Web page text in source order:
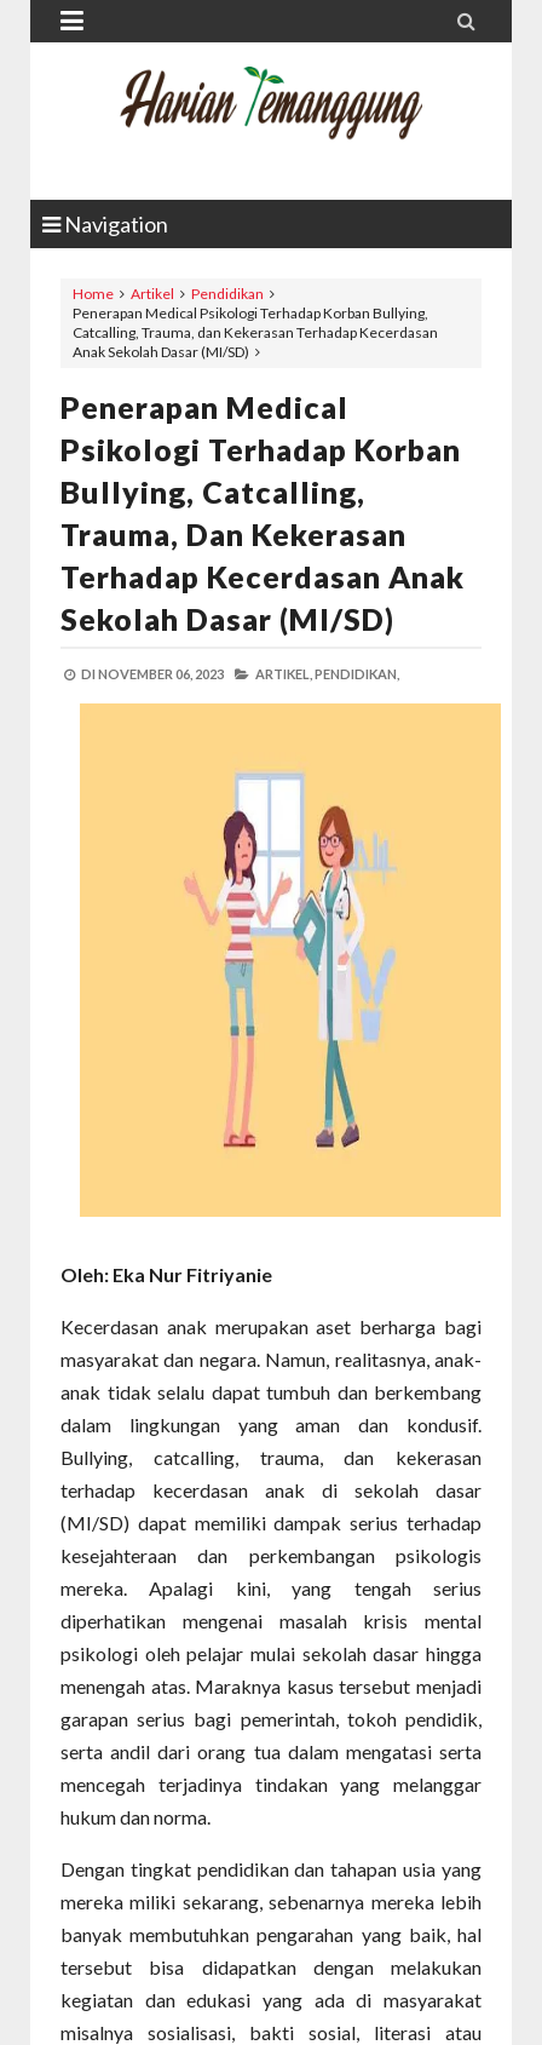
 
Navigation
Home Artikel
Pendidikan
Penerapan Medical Psikologi Terhadap Korban Bullying,
Catcalling, Trauma, dan Kekerasan Terhadap Kecerdasan
Anak Sekolah Dasar (MI/SD)
Penerapan Medical
Psikologi Terhadap Korban
Bullying, Catcalling,
Trauma, Dan Kekerasan
Terhadap Kecerdasan Anak
Sekolah Dasar (MI/SD)
DI NOVEMBER 06, 2023 ARTIKEL, PENDIDIKAN,
Oleh: Eka Nur Fitriyanie
Kecerdasan anak merupakan aset berharga bagi
masyarakat dan negara. Namun, realitasnya, anak-
anak tidak selalu dapat tumbuh dan berkembang
dalam lingkungan yang aman dan kondusif.
Bullying, catcalling, trauma, dan kekerasan
terhadap kecerdasan anak di sekolah dasar
(MI/SD) dapat memiliki dampak serius terhadap
kesejahteraan dan perkembangan psikologis
mereka. Apalagi kini, yang tengah serius
diperhatikan mengenai masalah krisis mental
psikologi oleh pelajar mulai sekolah dasar hingga
menengah atas. Maraknya kasus tersebut menjadi
garapan serius bagi pemerintah, tokoh pendidik,
serta andil dari orang tua dalam mengatasi serta
mencegah terjadinya tindakan yang melanggar
hukum dan norma.
Dengan tingkat pendidikan dan tahapan usia yang
mereka miliki sekarang, sebenarnya mereka lebih
banyak membutuhkan pengarahan yang baik, hal
tersebut bisa didapatkan dengan melakukan
kegiatan dan edukasi yang ada di masyarakat
misalnya sosialisasi, bakti sosial, literasi atau